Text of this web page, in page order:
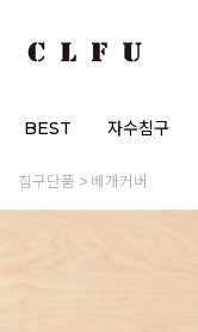
BEST 자수침구
침구단품 베개커버